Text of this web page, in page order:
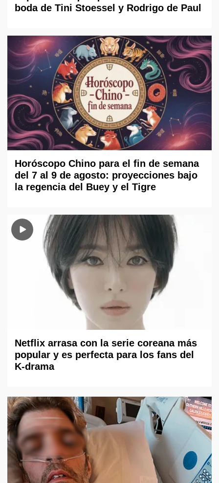
boda de Tini Stoessel y Rodrigo de Paul
Horóscopo Chino para el fin de semana
del 7 al 9 de agosto: proyecciones bajo
la regencia del Buey y el Tigre
Netflix arrasa con la serie coreana más
popular y es perfecta para los fans del
K-drama